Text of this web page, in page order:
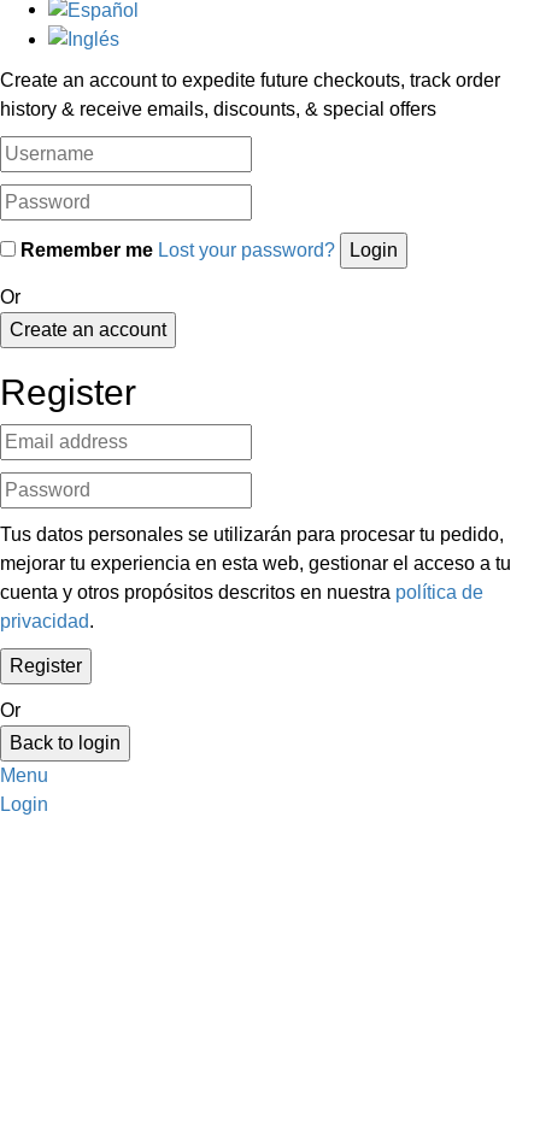
Create an account to expedite future checkouts, track order
history & receive emails, discounts, & special offers
Remember me Lost your password?
Or
Create an account
Register
Tus datos personales se utilizarán para procesar tu pedido,
mejorar tu experiencia en esta web, gestionar el acceso a tu
cuenta y otros propósitos descritos en nuestra política de
privacidad.
Or
Back to login
Menu
Login